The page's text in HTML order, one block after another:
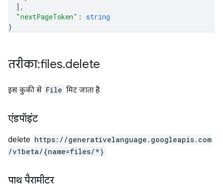
] ,
"nextPageToken" : string
}
तरीका: files.delete
इस कुकी से File मिट जाता है.
एंडपॉइंट
delete https: / /generativelanguage.googleapis.com
/v1beta/{name=files/*}
पाथ पैरामीटर